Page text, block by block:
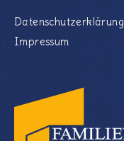
Datenschutzerklärung
Impressum